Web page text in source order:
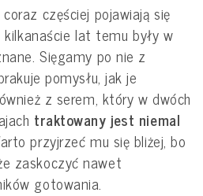
częściej pojawiają się
lat temu były w
Sięgamy po nie z
pomysłu, jak je
z serem, który w dwóch
traktowany jest niemal
przyjrzeć mu się bliżej, bo
zaskoczyć nawet
gotowania.